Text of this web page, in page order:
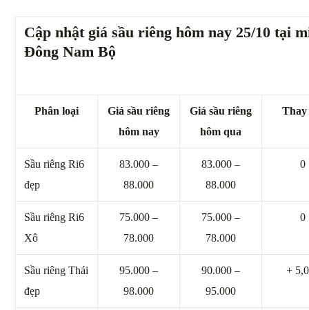
Cập nhật giá sầu riêng hôm nay 25/10 tại
Đông Nam Bộ
Phân loại
Giá sầu riêng
hôm nay
Giá sầu riêng
hôm qua
Thay
Sầu riêng Ri6
đẹp
83.000 –
88.000
83.000 –
88.000
0
Sầu riêng Ri6
Xô
75.000 –
78.000
75.000 –
78.000
0
Sầu riêng Thái
đẹp
95.000 –
98.000
90.000 –
95.000
+